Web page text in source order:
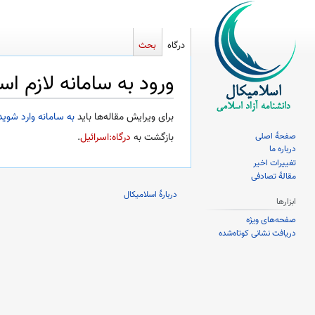
ورود به سامانه لازم
پرش
به
ناوبری
پرش
به
جستجو
برای ویرایش مقاله‌ها بایدبه سامانه وارد
بازگشت به درگاه:اسرائیل.
درگاه بحث
صفحهٔ اصلی
درباره ما
تغییرات اخیر
مقالهٔ تصادفی
ابزارها
صفحه‌های ویژه
دریافت نشانی کوتاه‌شده
دربارهٔ اسلامیکال